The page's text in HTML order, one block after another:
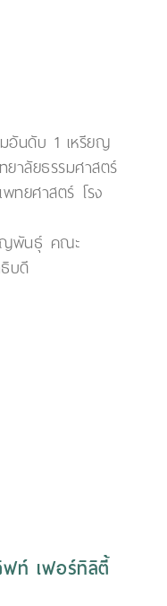
อันดับ 1 เหรียญ
าลัยธรรมศาสตร์
ทยศาสตร์ โรง
ญพันธุ์ คณะ
บดี
ท์ เฟอร์ทิลิตี้